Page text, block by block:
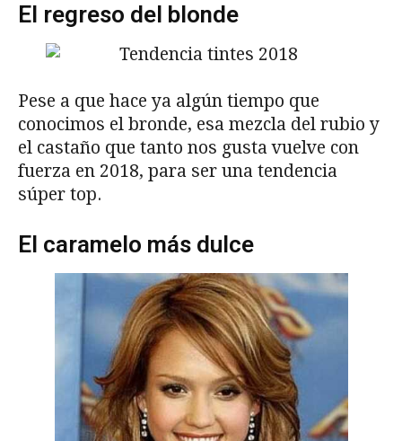
El regreso del blonde
Pese a que hace ya algún tiempo que
conocimos el bronde, esa mezcla del rubio y
el castaño que tanto nos gusta vuelve con
fuerza en 2018, para ser una tendencia
súper top.
El caramelo más dulce